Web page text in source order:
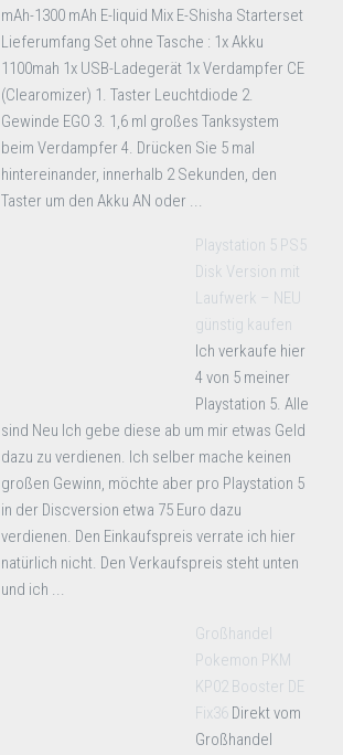
mAh-1300 mAh E-liquid Mix E-Shisha Starterset
Lieferumfang Set ohne Tasche : 1x Akku
1100mah 1x USB-Ladegerät 1x Verdampfer CE
(Clearomizer) 1. Taster Leuchtdiode 2.
Gewinde EGO 3. 1,6 ml großes Tanksystem
beim Verdampfer 4. Drücken Sie 5 mal
hintereinander, innerhalb 2 Sekunden, den
Taster um den Akku AN oder ...
Playstation 5 PS5
Disk Version mit
Laufwerk – NEU
günstig kaufen
Ich verkaufe hier
4 von 5 meiner
Playstation 5. Alle
sind Neu Ich gebe diese ab um mir etwas Geld
dazu zu verdienen. Ich selber mache keinen
großen Gewinn, möchte aber pro Playstation 5
in der Discversion etwa 75 Euro dazu
verdienen. Den Einkaufspreis verrate ich hier
natürlich nicht. Den Verkaufspreis steht unten
und ich ...
Großhandel
Pokemon PKM
KP02 Booster DE
Fix36 Direkt vom
Großhandel